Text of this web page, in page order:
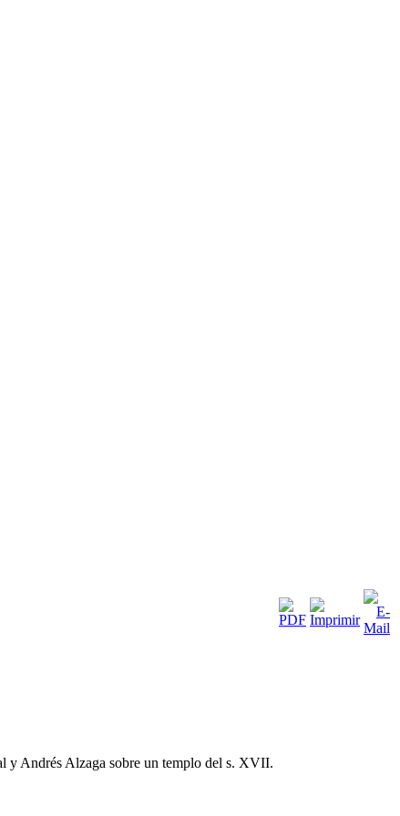
y Andrés Alzaga sobre un templo del s. XVII.